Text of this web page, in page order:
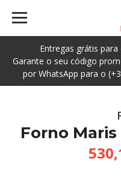
Entregas grátis
Garante o seu código
por WhatsApp para o
Forno